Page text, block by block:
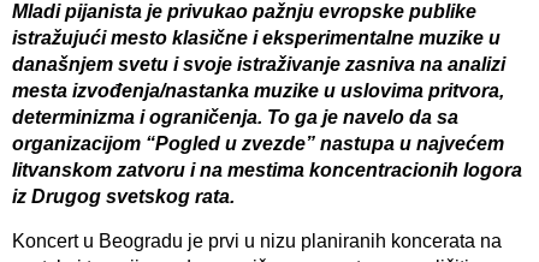
Mladi pijanista je privukao pažnju evropske publike
istražujući mesto klasične i eksperimentalne muzike u
današnjem svetu i svoje istraživanje zasniva na analizi
mesta izvođenja/nastanka muzike u uslovima pritvora,
determinizma i ograničenja. To ga je navelo da sa
organizacijom “Pogled u zvezde” nastupa u najvećem
litvanskom zatvoru i na mestima koncentracionih logora
iz Drugog svetskog rata.
Koncert u Beogradu je prvi u nizu planiranih koncerata na